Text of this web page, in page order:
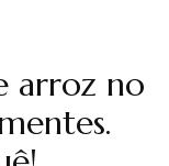
arroz no